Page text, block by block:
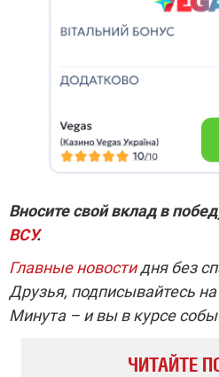
Вносите свой вклад в
ВСУ.
Главные новостидня без
Друзья, подписывайтесь на
Минута – и вы в курсе
ЧИТАЙТЕ